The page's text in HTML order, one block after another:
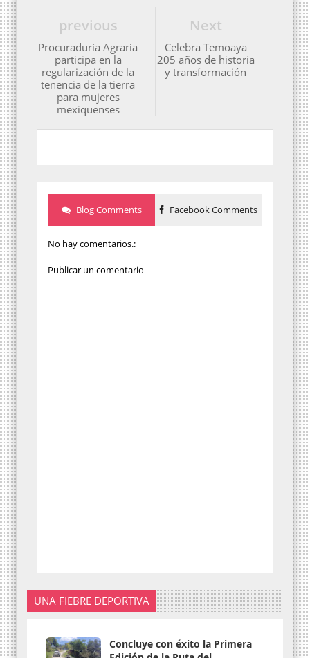
Next
Celebra Temoaya
205 años de historia
y transformación
previous
Procuraduría Agraria
participa en la
regularización de la
tenencia de la tierra
para mujeres
mexiquenses
Blog Comments Facebook Comments
No hay comentarios.:
Publicar un comentario
UNA FIEBRE DEPORTIVA
Concluye con éxito la Primera